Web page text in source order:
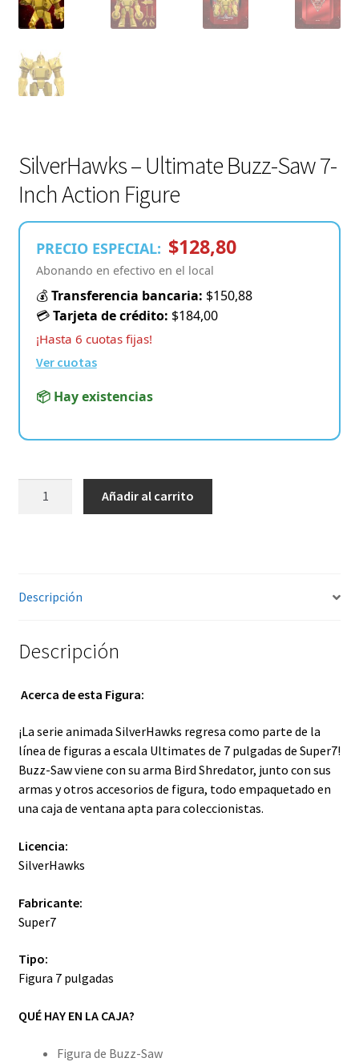
SilverHawks – Ultimate Buzz-Saw 7-
Inch Action Figure
PRECIO ESPECIAL: $128,80
Abonando en efectivo en el local
💰Transferencia bancaria: $150,88
💳Tarjeta de crédito: $184,00
¡Hasta 6 cuotas fijas!
Ver cuotas
📦 Hay existencias
Figure
Añadir al carrito
Descripción
Descripción
Acerca de esta Figura:
¡La serie animada SilverHawks regresa como parte de la
línea de figuras a escala Ultimates de 7 pulgadas de Super7!
Buzz-Saw viene con su arma Bird Shredator, junto con sus
armas y otros accesorios de figura, todo empaquetado en
una caja de ventana apta para coleccionistas.
Licencia:
SilverHawks
Fabricante:
Super7
Tipo:
Figura 7 pulgadas
QUÉ HAY EN LA CAJA?
Figura de Buzz-Saw